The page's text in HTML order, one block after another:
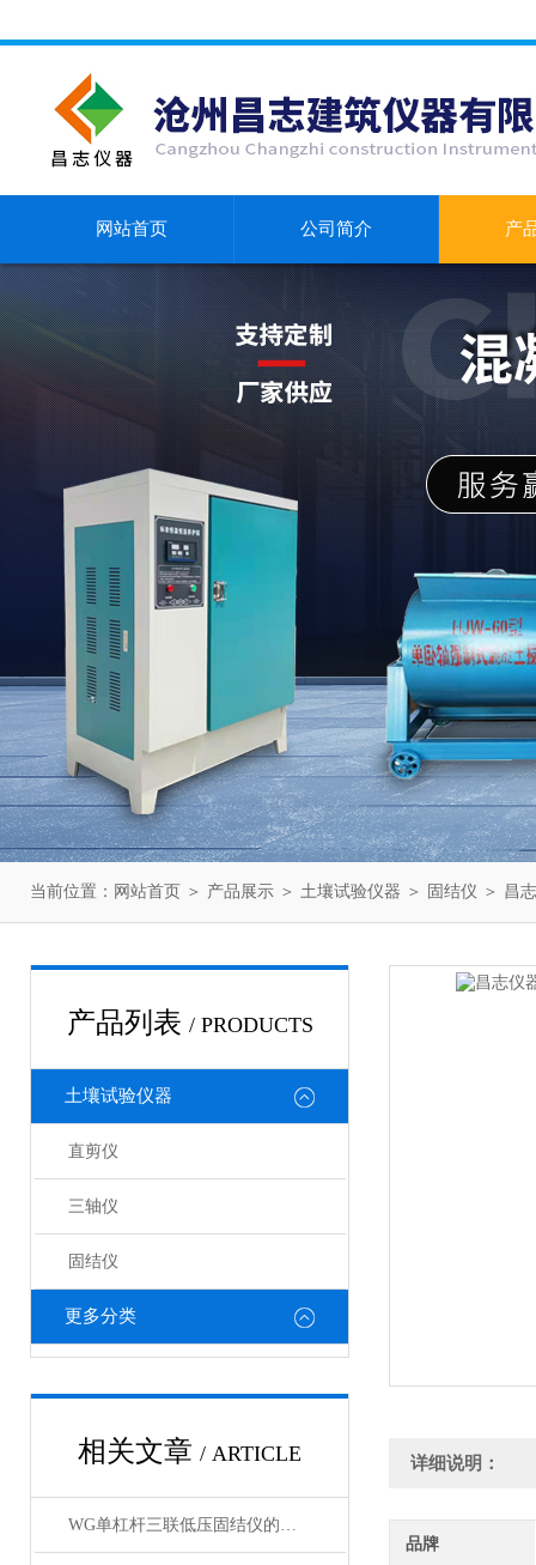
网站首页 公司简介 产
当前位置： 网站首页 ＞ 产品展示 ＞ 土壤试验仪器 ＞ 固结仪 ＞ 昌
产品列表 / PRODUCTS
土壤试验仪器
直剪仪
三轴仪
固结仪
更多分类
相关文章 / ARTICLE
WG单杠杆三联低压固结仪的工作原理与结构解析
详细说明：
品牌